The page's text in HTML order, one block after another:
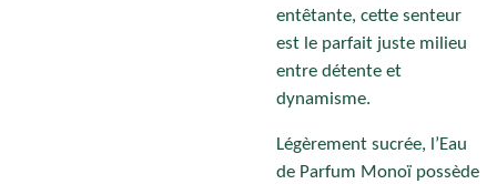
entêtante, cette senteur
est le parfait juste milieu
entre détente et
dynamisme.
Légèrement sucrée, l’Eau
de Parfum Monoï possède